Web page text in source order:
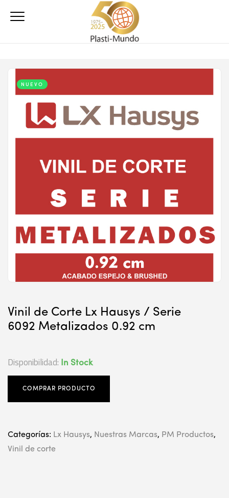
NUEVO
Vinil de Corte Lx Hausys / Serie
6092 Metalizados 0.92 cm
Disponibilidad: In Stock
COMPRAR PRODUCTO
Categorías: Lx Hausys, Nuestras Marcas, PM Productos,
Vinil de corte